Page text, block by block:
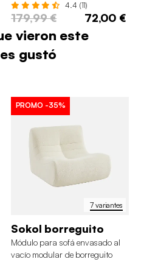
4.4 (11)
179,99 € 72,00 €
vieron este
gustó
7 variantes
PROMO -35%
Sokol borreguito
Módulo para sofá envasado al
vacío modular de borreguito